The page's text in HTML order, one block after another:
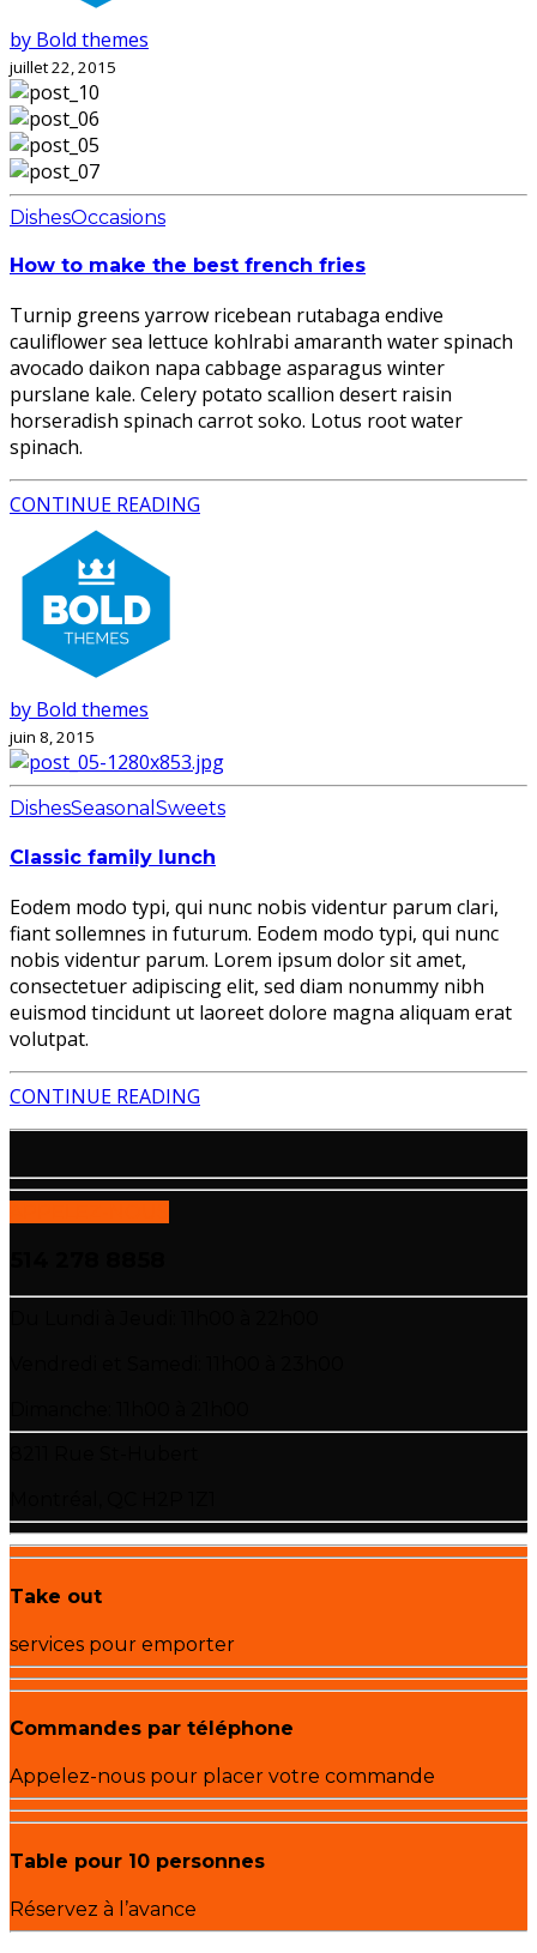
by Bold themes
juillet 22, 2015
DishesOccasions
How to make the best french fries
Turnip greens yarrow ricebean rutabaga endive
cauliflower sea lettuce kohlrabi amaranth water spinach
avocado daikon napa cabbage asparagus winter
purslane kale. Celery potato scallion desert raisin
horseradish spinach carrot soko. Lotus root water
spinach.
CONTINUE READING
by Bold themes
juin 8, 2015
DishesSeasonal Sweets
Classic family lunch
Eodem modo typi, qui nunc nobis videntur parum clari,
fiant sollemnes in futurum. Eodem modo typi, qui nunc
nobis videntur parum. Lorem ipsum dolor sit amet,
consectetuer adipiscing elit, sed diam nonummy nibh
euismod tincidunt ut laoreet dolore magna aliquam erat
volutpat.
CONTINUE READING
Take out
services pour emporter
Commandes par téléphone
Appelez-nous pour placer votre commande
Table pour 10 personnes
Réservez à l’avance